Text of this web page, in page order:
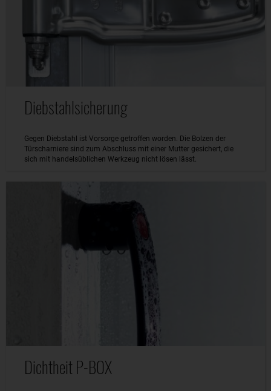
Diebstahlsicherung
Gegen Diebstahl ist Vorsorge getroffen worden. Die Bolzen der
Türscharniere sind zum Abschluss mit einer Mutter gesichert, die
sich mit handelsüblichen Werkzeug nicht lösen lässt.
Dichtheit P-BOX